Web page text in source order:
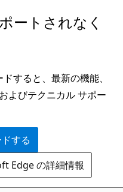
ートされなく
すると、最新の機能、
よびテクニカル サポー
する
Edge の詳細情報